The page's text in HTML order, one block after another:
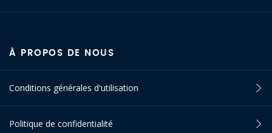
À PROPOS DE NOUS
Conditions générales d'utilisation
Politique de confidentialité